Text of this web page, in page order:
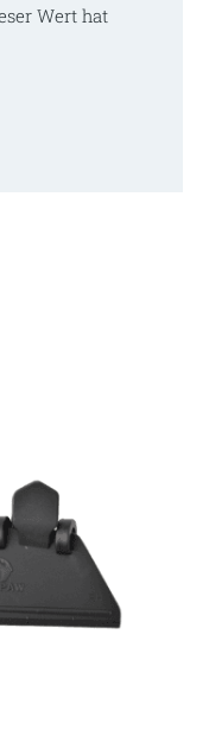
Wert hat